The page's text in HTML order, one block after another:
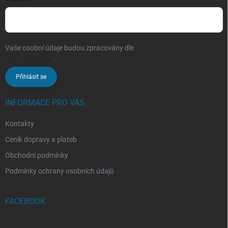
Vaše osobní údaje budou zpracovány dle
.
Přihlásit se
INFORMACE PRO VÁS
Kontakty
Ceník dopravy a plateb
Obchodní podmínky
Podmínky ochrany osobních údajů
FACEBOOK